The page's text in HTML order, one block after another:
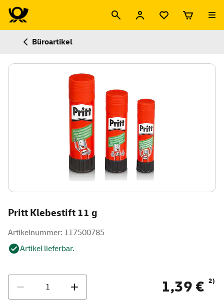
Büroartikel
Pritt Klebestift 11 g
Artikelnummer: 117500785
Artikel lieferbar.
1,39 € 2)